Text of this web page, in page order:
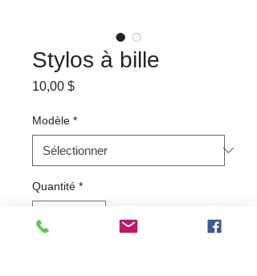
Stylos à bille
10,00 $Prix
Modèle *
Quantité *